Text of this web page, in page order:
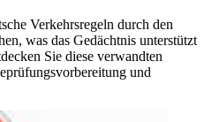
Verkehrsregeln durch den
was das Gedächtnis unterstützt
Sie diese verwandten
und